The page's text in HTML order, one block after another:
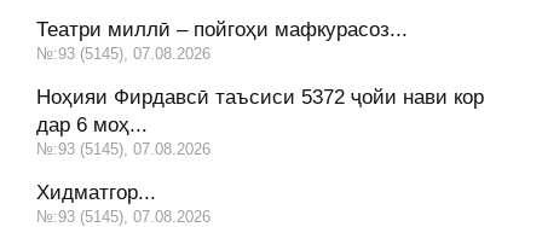
Театри миллӣ – пойгоҳи мафкурасоз...
№:93 (5145), 07.08.2026
Ноҳияи Фирдавсӣ таъсиси 5372 ҷойи нави кор
дар 6 моҳ...
№:93 (5145), 07.08.2026
Хидматгор...
№:93 (5145), 07.08.2026